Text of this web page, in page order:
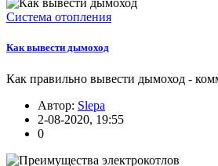
Система отопления
Как вывести дымоход
Как правильно вывести дымоход -
Автор: Slepa
2-08-2020, 19:55
0